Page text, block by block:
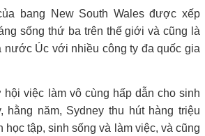
bang New South Wales được xếp
sống thứ ba trên thế giới và cũng là
nước Úc với nhiều công ty đa quốc gia
việc làm vô cùng hấp dẫn cho sinh
hằng năm, Sydney thu hút hàng triệu
học tập, sinh sống và làm việc, và cũng